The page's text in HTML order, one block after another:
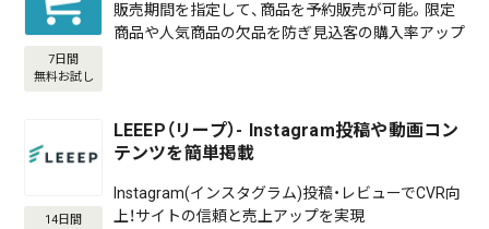
7日間
無料お試し
販売期間を指定して、商品を予約販売が可能。限定
商品や人気商品の欠品を防ぎ見込客の購入率アップ
14日間
LEEEP（リープ）- Instagram投稿や動画コン
テンツを簡単掲載
Instagram(インスタグラム)投稿・レビューでCVR向
上！サイトの信頼と売上アップを実現